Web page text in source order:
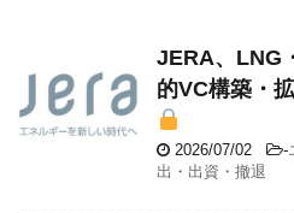
JERA、LNG
的VC構築・
2026/07/02 -
出・出資・撤退